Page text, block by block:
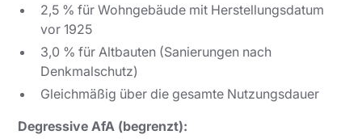
2,5 % für Wohngebäude mit Herstellungsdatum
vor 1925
3,0 % für Altbauten (Sanierungen nach
Denkmalschutz)
Gleichmäßig über die gesamte Nutzungsdauer
Degressive AfA (begrenzt):